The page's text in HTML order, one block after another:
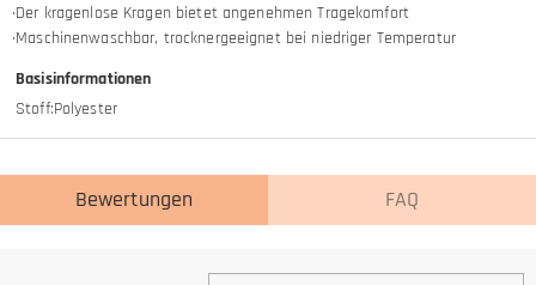
·Der kragenlose Kragen bietet angenehmen Tragekomfort
·Maschinenwaschbar, trocknergeeignet bei niedriger Temperatur
Basisinformationen
Stoff:Polyester
Bewertungen FAQ